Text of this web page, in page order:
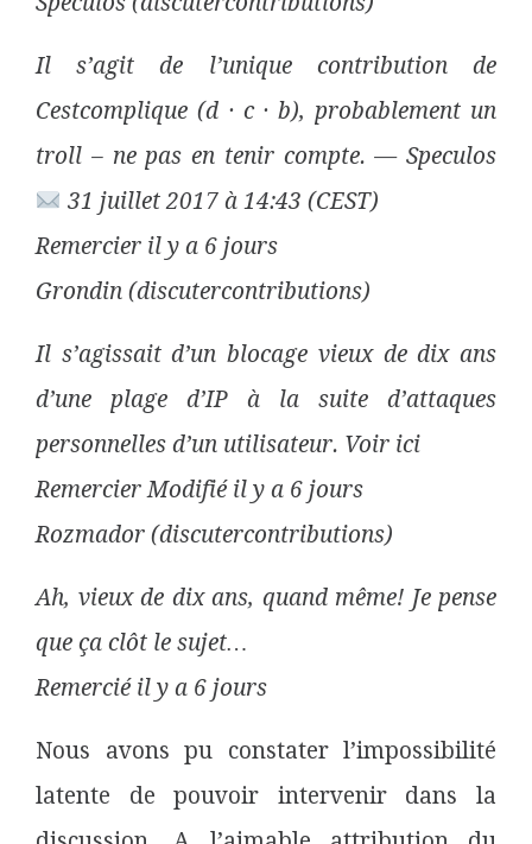
Il s’agit de l’unique contribution de
Cestcomplique (d · c · b), probablement un
troll – ne pas en tenir compte. — Speculos
31 juillet 2017 à 14:43 (CEST)
Remercier il y a 6 jours
Grondin (discutercontributions)
Il s’agissait d’un blocage vieux de dix ans
d’une plage d’IP à la suite d’attaques
personnelles d’un utilisateur. Voir ici
Remercier Modifié il y a 6 jours
Rozmador (discutercontributions)
Ah, vieux de dix ans, quand même! Je pense
que ça clôt le sujet…
Remercié il y a 6 jours
Nous avons pu constater l’impossibilité
latente de pouvoir intervenir dans la